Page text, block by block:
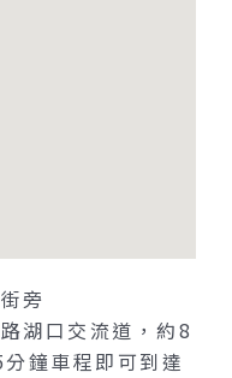
旁
湖口交流道，約8
鐘車程即可到達